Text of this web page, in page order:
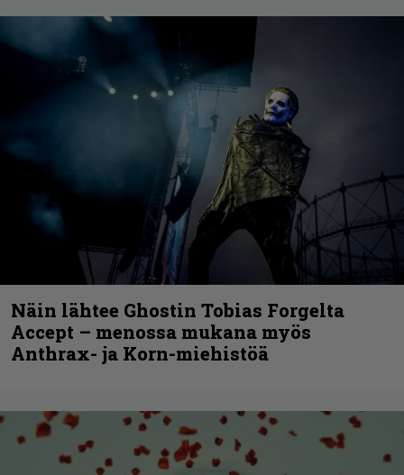
Näin lähtee Ghostin Tobias Forgelta
Accept – menossa mukana myös
Anthrax- ja Korn-miehistöä